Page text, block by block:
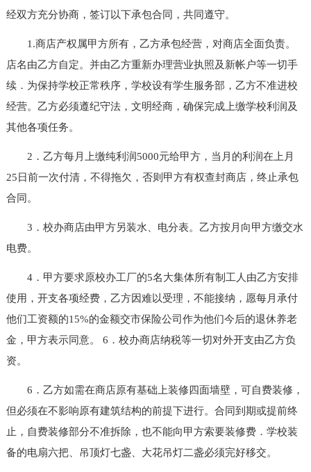
经双方充分协商，签订以下承包合同，共同遵守。
1.商店产权属甲方所有，乙方承包经营，对商店全面负责。
店名由乙方自定。并由乙方重新办理营业执照及新帐户等一切手
续．为保持学校正常秩序，学校设有学生服务部，乙方不准进校
经营。乙方必须遵纪守法，文明经商，确保完成上缴学校利润及
其他各项任务。
2．乙方每月上缴纯利润5000元给甲方，当月的利润在上月
25日前一次付清，不得拖欠，否则甲方有权查封商店，终止承包
合同。
3．校办商店由甲方另装水、电分表。乙方按月向甲方缴交水
电费。
4．甲方要求原校办工厂的5名大集体所有制工人由乙方安排
使用，开支各项经费，乙方因难以受理，不能接纳，愿每月承付
他们工资额的15%的金额交市保险公司作为他们今后的退休养老
金，甲方表示同意。 6．校办商店纳税等一切对外开支由乙方负
资。
6．乙方如需在商店原有基础上装修四面墙壁，可自费装修，
但必须在不影响原有建筑结构的前提下进行。合同到期或提前终
止，自费装修部分不准拆除，也不能向甲方索要装修费．学校装
备的电扇六把、吊顶灯七盏、大花吊灯二盏必须完好移交。